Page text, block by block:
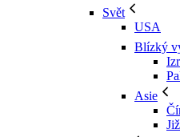
Svět
USA
Blízký
Asie